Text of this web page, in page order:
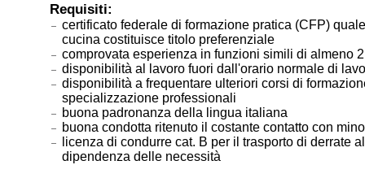
Requisiti:
certificato federale di formazione pratica (CFP)
cucina costituisce titolo preferenziale
comprovata esperienza in funzioni simili di almeno
disponibilità al lavoro fuori dall'orario normale di
disponibilità a frequentare ulteriori corsi di
specializzazione professionali
buona padronanza della lingua italiana
buona condotta ritenuto il costante contatto con
licenza di condurre cat. B per il trasporto di derrate
dipendenza delle necessità